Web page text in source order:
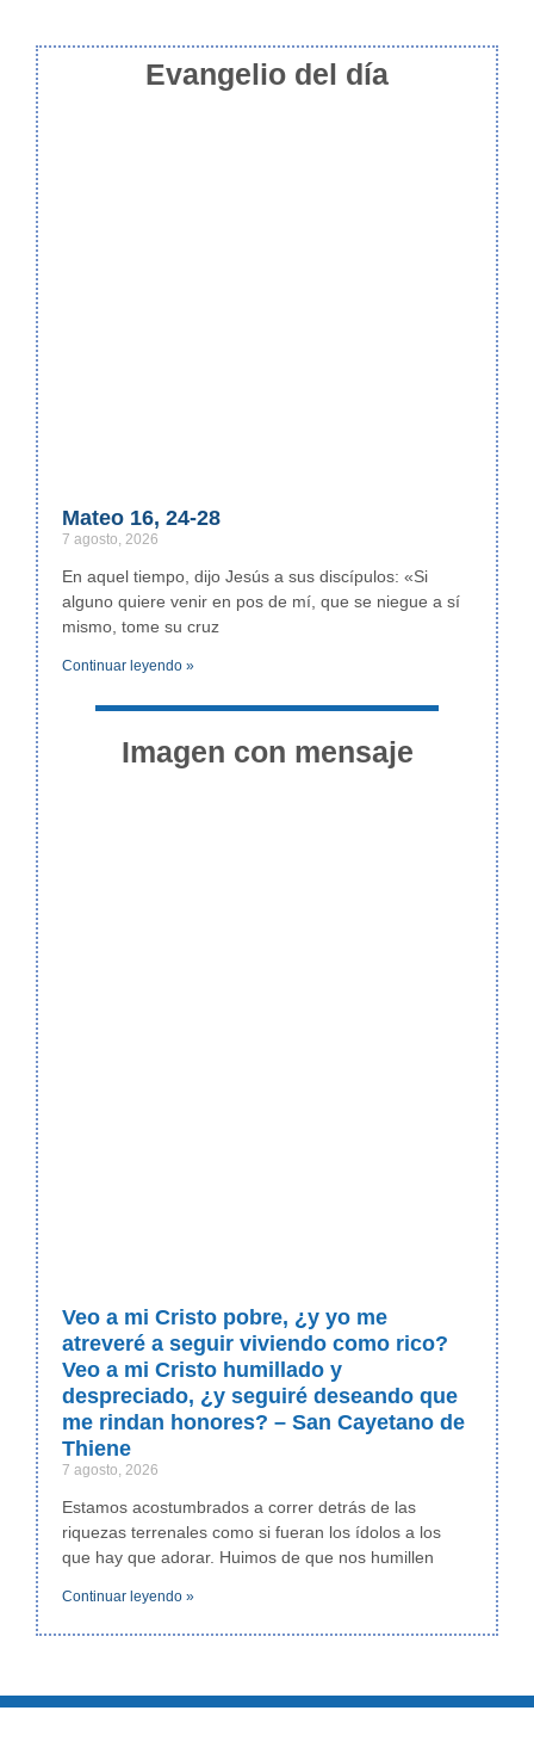
Evangelio del día
Mateo 16, 24-28
7 agosto, 2026
En aquel tiempo, dijo Jesús a sus discípulos: «Si
alguno quiere venir en pos de mí, que se niegue a sí
mismo, tome su cruz
Continuar leyendo »
Imagen con mensaje
Veo a mi Cristo pobre, ¿y yo me
atreveré a seguir viviendo como rico?
Veo a mi Cristo humillado y
despreciado, ¿y seguiré deseando que
me rindan honores? – San Cayetano de
Thiene
7 agosto, 2026
Estamos acostumbrados a correr detrás de las
riquezas terrenales como si fueran los ídolos a los
que hay que adorar. Huimos de que nos humillen
Continuar leyendo »